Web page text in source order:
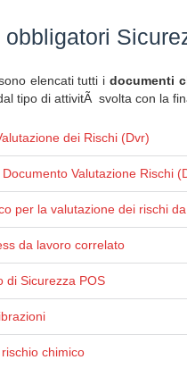
obbligatori
elencati tutti i documenti
tipo di attivitÃ svolta con la
dei Rischi (Dvr)
Valutazione Rischi
per la valutazione dei rischi
da lavoro correlato
di Sicurezza POS
chimico